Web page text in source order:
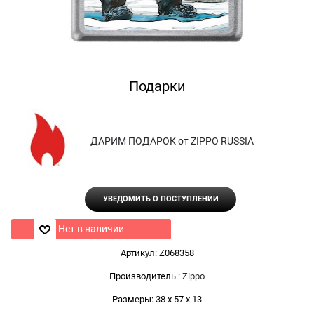
Подарки
ДАРИМ ПОДАРОК от ZIPPO RUSSIA
УВЕДОМИТЬ О ПОСТУПЛЕНИИ
Нет в наличии
Артикул: Z068358
Производитель : Zippo
Размеры: 38 x 57 x 13